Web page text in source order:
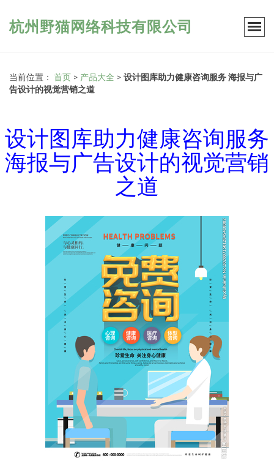
杭州野猫网络科技有限公司
当前位置： 首页 > 产品大全 > 设计图库助力健康咨询服务 海报与广
告设计的视觉营销之道
设计图库助力健康咨询服务
海报与广告设计的视觉营销
之道